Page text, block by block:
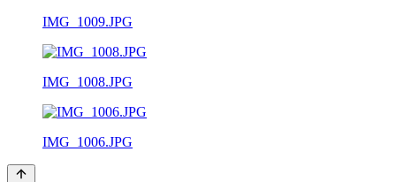
IMG_1009.JPG
IMG_1008.JPG
IMG_1006.JPG